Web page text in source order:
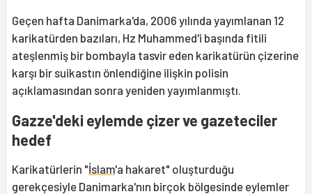
Geçen hafta Danimarka'da, 2006 yılında yayımlanan 12
karikatürden bazıları, Hz Muhammed'i başında fitili
ateşlenmiş bir bombayla tasvir eden karikatürün çizerine
karşı bir suikastın önlendiğine ilişkin polisin
açıklamasından sonra yeniden yayımlanmıştı.
Gazze'deki eylemde çizer ve gazeteciler
hedef
Karikatürlerin "İslam'a hakaret" oluşturduğu
gerekçesiyle Danimarka'nın birçok bölgesinde eylemler